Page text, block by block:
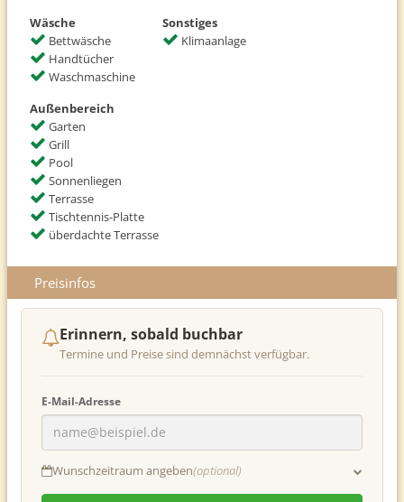
Wäsche
Bettwäsche
Handtücher
Waschmaschine
Sonstiges
Klimaanlage
Außenbereich
Garten
Grill
Pool
Sonnenliegen
Terrasse
Tischtennis-Platte
überdachte Terrasse
Preisinfos
Erinnern, sobald buchbar
Termine und Preise sind demnächst verfügbar.
E-Mail-Adresse
Wunschzeitraum angeben(optional)
Anreise Abreise